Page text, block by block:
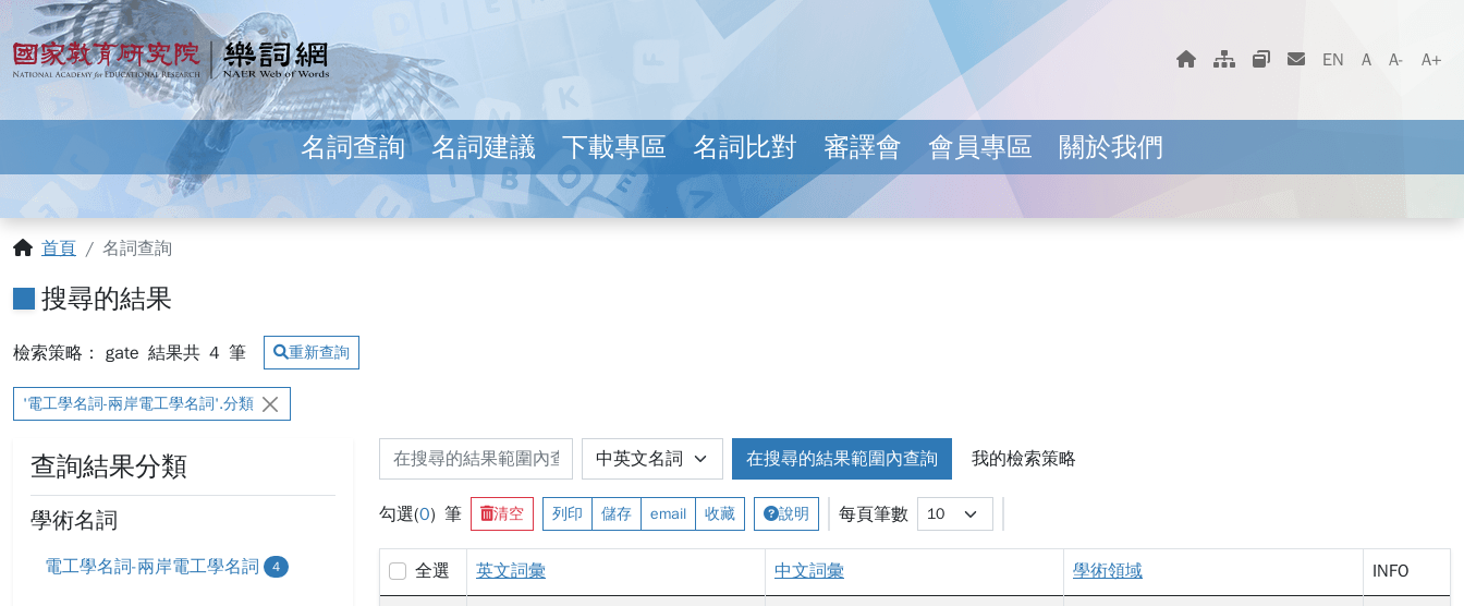
跳到主要內容
:::
國家教育研究院 樂詞網
回首頁網站地圖相關網站聯絡我們
EN 字體大小選擇
A A- A+
名詞查詢 名詞建議 下載專區 名詞比對 審譯會 會員專區 關於我們
首頁
名詞查詢
搜尋的結果
檢索策略： gate 結果共 4 筆 重新查詢
'電工學名詞-兩岸電工學名詞'.分類
查詢結果分類
學術名詞
電工學名詞-兩岸電工學名詞 4
在搜尋的結果範圍內查詢 我的檢索策略
勾選(0) 筆 清空 列印 儲存 email 收藏 說明 每頁筆數
全選 英文詞彙 中文詞彙 學術領域 INFO